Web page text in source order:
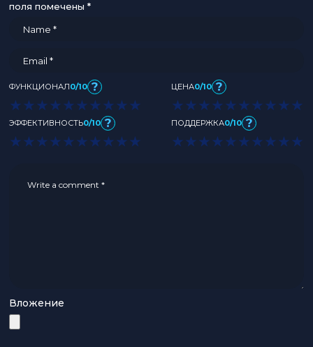
поля помечены *
ФУНКЦИОНАЛ0/10 ?
★ ★ ★ ★ ★ ★ ★ ★ ★ ★
ЦЕНА0/10 ?
★ ★ ★ ★ ★ ★ ★ ★ ★ ★
ЭФФЕКТИВНОСТЬ0/10 ?
★ ★ ★ ★ ★ ★ ★ ★ ★ ★
ПОДДЕРЖКА0/10 ?
★ ★ ★ ★ ★ ★ ★ ★ ★ ★
Вложение